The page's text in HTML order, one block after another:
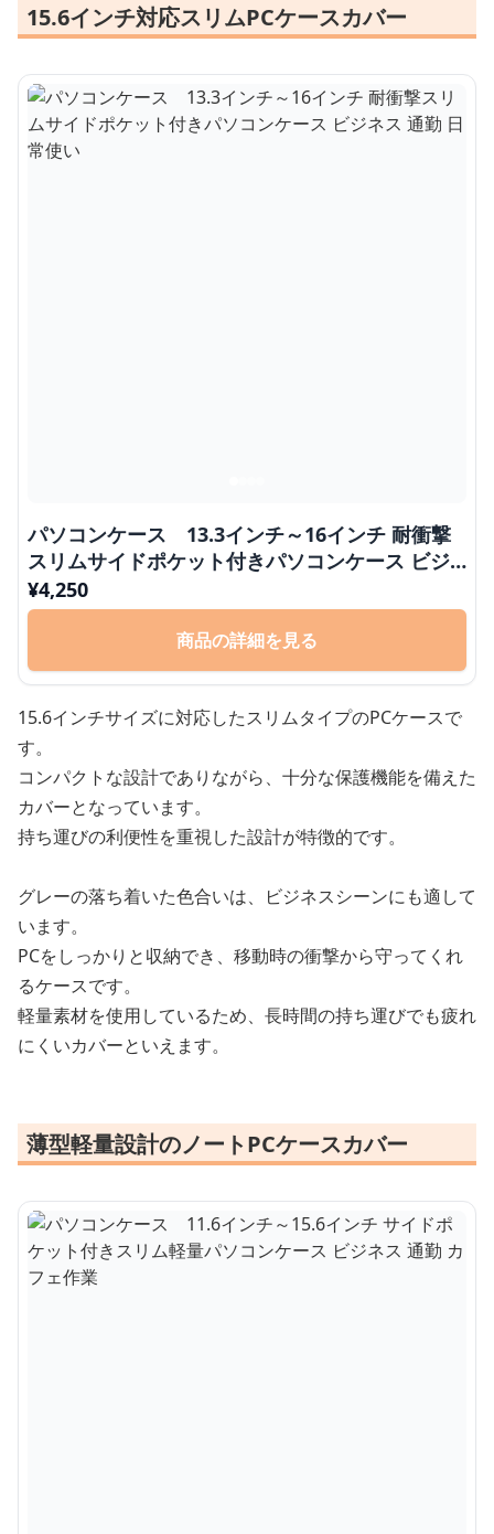
15.6インチ対応スリムPCケースカバー
パソコンケース 13.3インチ～16インチ 耐衝撃
スリムサイドポケット付きパソコンケース ビジ
ネス 通勤 日常使い
¥4,250
商品の詳細を見る
15.6インチサイズに対応したスリムタイプのPCケースで
す。
コンパクトな設計でありながら、十分な保護機能を備えた
カバーとなっています。
持ち運びの利便性を重視した設計が特徴的です。
グレーの落ち着いた色合いは、ビジネスシーンにも適して
います。
PCをしっかりと収納でき、移動時の衝撃から守ってくれ
るケースです。
軽量素材を使用しているため、長時間の持ち運びでも疲れ
にくいカバーといえます。
薄型軽量設計のノートPCケースカバー